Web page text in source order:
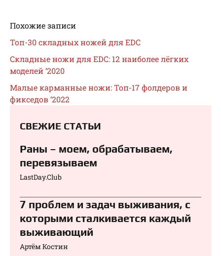
Похожие записи
Топ-30 складных ножей для EDC
Складные ножи для EDC: 12 наиболее лёгких
моделей ‘2020
Малые карманные ножи: Топ-17 фолдеров и
фикседов ‘2022
СВЕЖИЕ СТАТЬИ
Раны – моем, обрабатываем,
перевязываем⁠⁠
LastDay.Club
7 проблем и задач выживания, с
которыми сталкивается каждый
выживающий
Артём Костин